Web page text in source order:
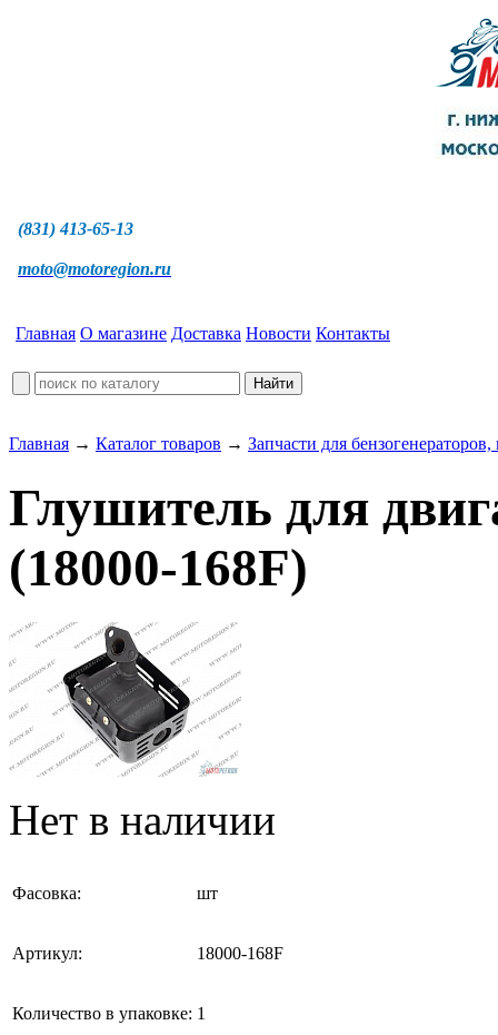
(831) 413-65-13
moto@motoregion.ru
Главная О магазине Доставка Новости Контакты
Главная → Каталог товаров → Запчасти для
Глушитель для
(18000-168F)
Нет в наличии
Фасовка: шт
Артикул: 18000-168F
Количество в упаковке: 1